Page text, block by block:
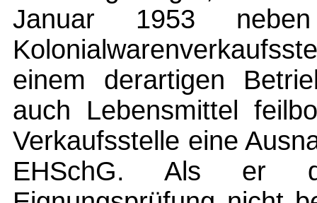
Januar 1953
einem derartigen
auch Lebensmittel
Verkaufsstelle eine
EHSchG. Als er